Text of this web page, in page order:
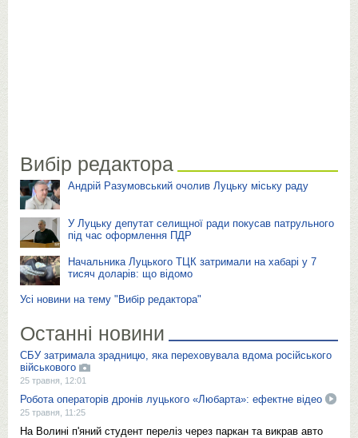
Вибір редактора
Андрій Разумовський очолив Луцьку міську раду
У Луцьку депутат селищної ради покусав патрульного
під час оформлення ПДР
Начальника Луцького ТЦК затримали на хабарі у 7
тисяч доларів: що відомо
Усі новини на тему "Вибір редактора"
Останні новини
СБУ затримала зрадницю, яка переховувала вдома російського
військового
25 травня, 12:01
Робота операторів дронів луцького «Любарта»: ефектне відео
25 травня, 11:25
На Волині п'яний студент переліз через паркан та викрав авто